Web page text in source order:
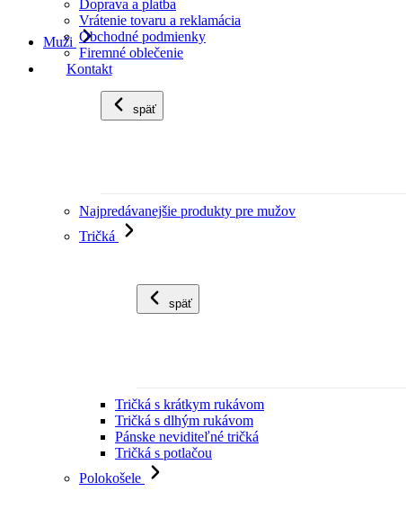
Doprava a platba
Vrátenie tovaru a reklamácia
Obchodné podmienky
Firemné oblečenie
Kontakt
Muži
späť
Najpredávanejšie produkty pre mužov
Tričká
späť
Tričká s krátkym rukávom
Tričká s dlhým rukávom
Pánske neviditeľné tričká
Tričká s potlačou
Polokošele